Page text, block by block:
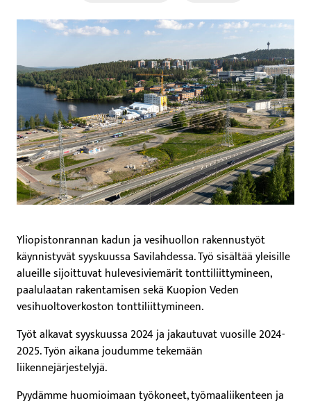
Yliopistonrannan kadun ja vesihuollon rakennustyöt
käynnistyvät syyskuussa Savilahdessa. Työ sisältää yleisille
alueille sijoittuvat hulevesiviemärit tonttiliittymineen,
paalulaatan rakentamisen sekä Kuopion Veden
vesihuoltoverkoston tonttiliittymineen.
Työt alkavat syyskuussa 2024 ja jakautuvat vuosille 2024-
2025. Työn aikana joudumme tekemään
liikennejärjestelyjä.
Pyydämme huomioimaan työkoneet, työmaaliikenteen ja